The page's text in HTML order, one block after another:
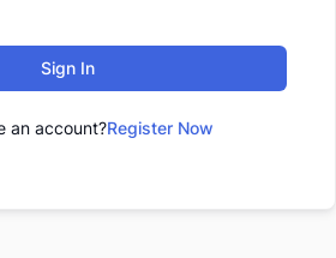
Sign In
an account?Register Now